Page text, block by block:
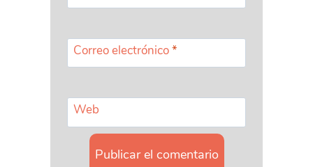
Correo electrónico*
Web